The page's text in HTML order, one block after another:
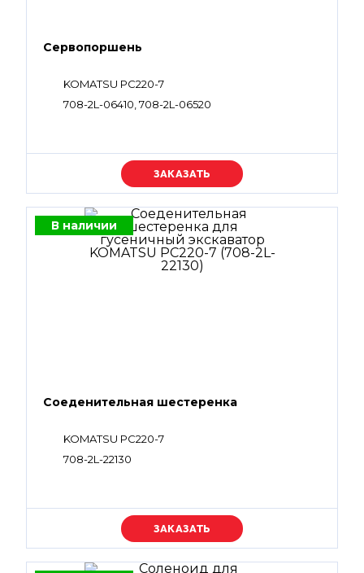
Сервопоршень
KOMATSU PC220-7
708-2L-06410, 708-2L-06520
Уточняйте цену
В наличии
Соеденительная шестеренка
KOMATSU PC220-7
708-2L-22130
Уточняйте цену